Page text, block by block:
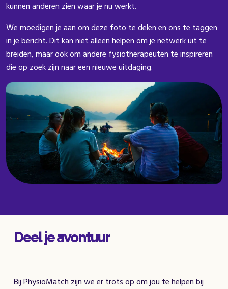
kunnen anderen zien waar je nu werkt.
We moedigen je aan om deze foto te delen en ons te taggen
in je bericht. Dit kan niet alleen helpen om je netwerk uit te
breiden, maar ook om andere fysiotherapeuten te inspireren
die op zoek zijn naar een nieuwe uitdaging.
Deel je avontuur
Bij PhysioMatch zijn we er trots op om jou te helpen bij